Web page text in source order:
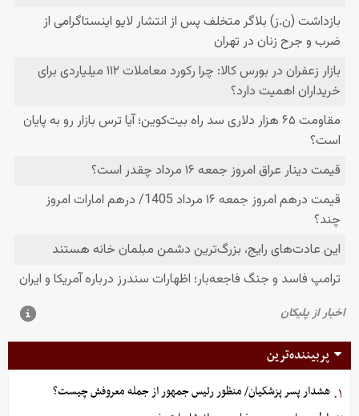
پربیننده‌ترین
۱. هشدار پسر پزشکیان/ منظور رئیس جمهور از جمله معروفش چیست؟